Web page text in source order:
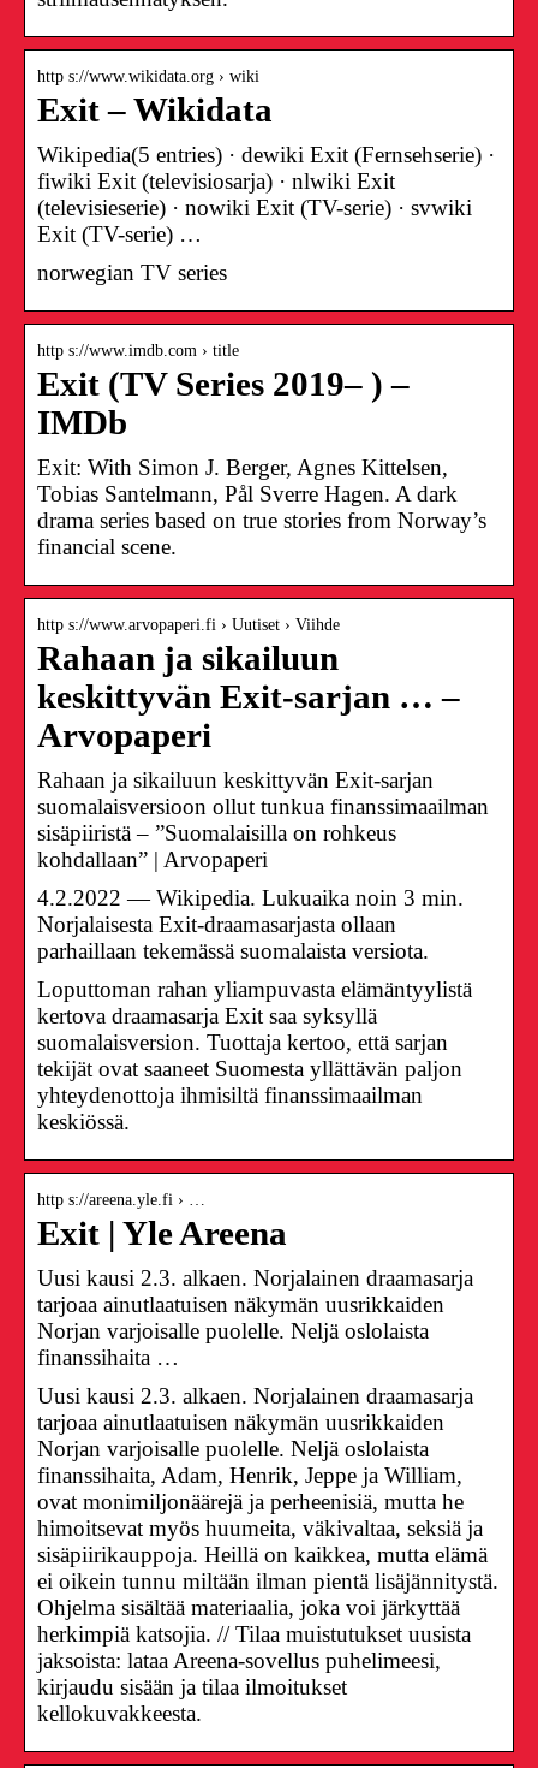
http s://www.wikidata.org › wiki
Exit – Wikidata
Wikipedia(5 entries) · dewiki Exit (Fernsehserie) ·
fiwiki Exit (televisiosarja) · nlwiki Exit
(televisieserie) · nowiki Exit (TV-serie) · svwiki
Exit (TV-serie) …
norwegian TV series
http s://www.imdb.com › title
Exit (TV Series 2019– ) –
IMDb
Exit: With Simon J. Berger, Agnes Kittelsen,
Tobias Santelmann, Pål Sverre Hagen. A dark
drama series based on true stories from Norway’s
financial scene.
http s://www.arvopaperi.fi › Uutiset › Viihde
Rahaan ja sikailuun
keskittyvän Exit-sarjan … –
Arvopaperi
Rahaan ja sikailuun keskittyvän Exit-sarjan
suomalaisversioon ollut tunkua finanssimaailman
sisäpiiristä – ”Suomalaisilla on rohkeus
kohdallaan” | Arvopaperi
4.2.2022 — Wikipedia. Lukuaika noin 3 min.
Norjalaisesta Exit-draamasarjasta ollaan
parhaillaan tekemässä suomalaista versiota.
Loputtoman rahan yliampuvasta elämäntyylistä
kertova draamasarja Exit saa syksyllä
suomalaisversion. Tuottaja kertoo, että sarjan
tekijät ovat saaneet Suomesta yllättävän paljon
yhteydenottoja ihmisiltä finanssimaailman
keskiössä.
http s://areena.yle.fi › …
Exit | Yle Areena
Uusi kausi 2.3. alkaen. Norjalainen draamasarja
tarjoaa ainutlaatuisen näkymän uusrikkaiden
Norjan varjoisalle puolelle. Neljä oslolaista
finanssihaita …
Uusi kausi 2.3. alkaen. Norjalainen draamasarja
tarjoaa ainutlaatuisen näkymän uusrikkaiden
Norjan varjoisalle puolelle. Neljä oslolaista
finanssihaita, Adam, Henrik, Jeppe ja William,
ovat monimiljonäärejä ja perheenisiä, mutta he
himoitsevat myös huumeita, väkivaltaa, seksiä ja
sisäpiirikauppoja. Heillä on kaikkea, mutta elämä
ei oikein tunnu miltään ilman pientä lisäjännitystä.
Ohjelma sisältää materiaalia, joka voi järkyttää
herkimpiä katsojia. // Tilaa muistutukset uusista
jaksoista: lataa Areena-sovellus puhelimeesi,
kirjaudu sisään ja tilaa ilmoitukset
kellokuvakkeesta.